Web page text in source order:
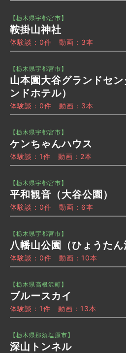
【栃木県宇都宮市】
鞍掛山神社
体験談：0件 動画：3本
【栃木県宇都宮市】
山本園大谷グランドセ
ンドホテル）
体験談：0件 動画：3本
【栃木県宇都宮市】
ケンちゃんハウス
体験談：1件 動画：2本
【栃木県宇都宮市】
平和観音（大谷公園）
体験談：0件 動画：6本
【栃木県宇都宮市】
八幡山公園（ひょうたん
体験談：0件 動画：10本
【栃木県高根沢町】
ブルースカイ
体験談：1件 動画：13本
【栃木県那須塩原市】
深山トンネル